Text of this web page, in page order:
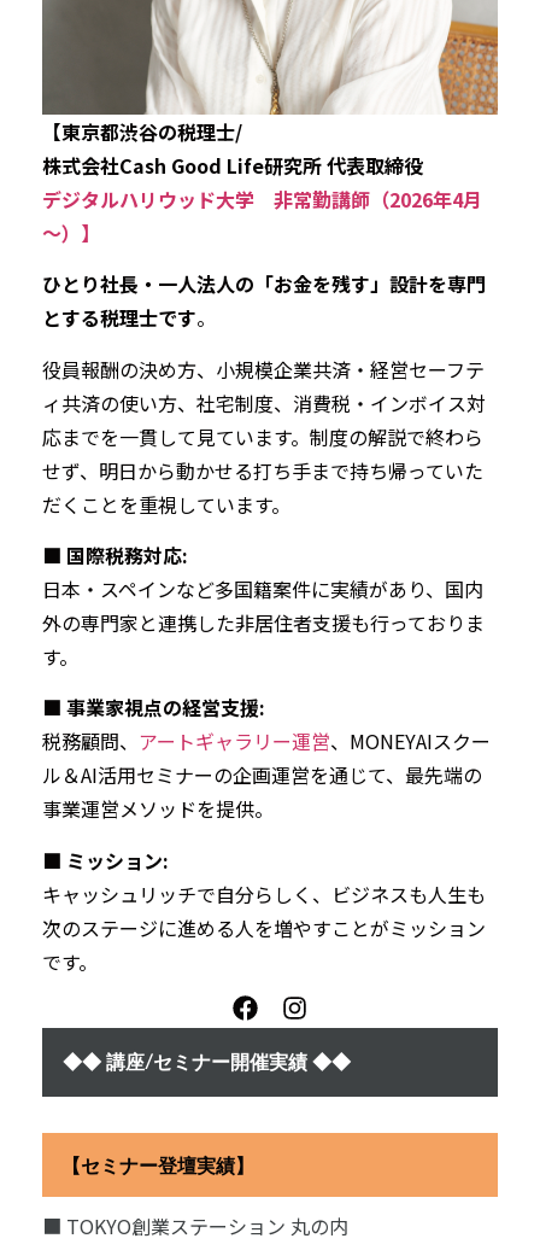
【東京都渋谷の税理士/
株式会社Cash Good Life研究所 代表取締役
デジタルハリウッド大学 非常勤講師（2026年4月
～）】
ひとり社長・一人法人の「お金を残す」設計を専門
とする税理士です。
役員報酬の決め方、小規模企業共済・経営セーフテ
ィ共済の使い方、社宅制度、消費税・インボイス対
応までを一貫して見ています。制度の解説で終わら
せず、明日から動かせる打ち手まで持ち帰っていた
だくことを重視しています。
■ 国際税務対応:
日本・スペインなど多国籍案件に実績があり、国内
外の専門家と連携した非居住者支援も行っておりま
す。
■ 事業家視点の経営支援:
税務顧問、 アートギャラリー運営、MONEYAIスクー
ル＆AI活用セミナーの企画運営を通じて、最先端の
事業運営メソッドを提供。
■ ミッション:
キャッシュリッチで自分らしく、ビジネスも人生も
次のステージに進める人を増やすことがミッション
です。
◆◆ 講座/セミナー開催実績 ◆◆
【セミナー登壇実績】
■ TOKYO創業ステーション 丸の内